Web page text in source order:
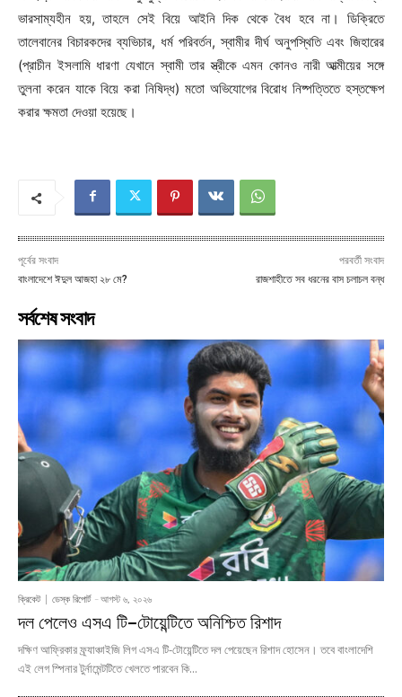
ভারসাম্যহীন হয়, তাহলে সেই বিয়ে আইনি দিক থেকে বৈধ হবে না। ডিক্রিতে
তালেবানের বিচারকদের ব্যভিচার, ধর্ম পরিবর্তন, স্বামীর দীর্ঘ অনুপস্থিতি এবং জিহারের
(প্রাচীন ইসলামি ধারণা যেখানে স্বামী তার স্ত্রীকে এমন কোনও নারী আত্মীয়ের সঙ্গে
তুলনা করেন যাকে বিয়ে করা নিষিদ্ধ) মতো অভিযোগের বিরোধ নিষ্পত্তিতে হস্তক্ষেপ
করার ক্ষমতা দেওয়া হয়েছে।
পূর্বের সংবাদ
বাংলাদেশে ঈদুল আজহা ২৮ মে?
পরবর্তী সংবাদ
রাজশাহীতে সব ধরনের বাস চলাচল বন্ধ
সর্বশেষ সংবাদ
ক্রিকেট ডেস্ক রিপোর্ট - আগস্ট ৬, ২০২৬
দল পেলেও এসএ টি–টোয়েন্টিতে অনিশ্চিত রিশাদ
দক্ষিণ আফ্রিকার ফ্র্যাঞ্চাইজি লিগ এসএ টি-টোয়েন্টিতে দল পেয়েছেন রিশাদ হোসেন। তবে বাংলাদেশি
এই লেগ স্পিনার টুর্নামেন্টটিতে খেলতে পারবেন কি...